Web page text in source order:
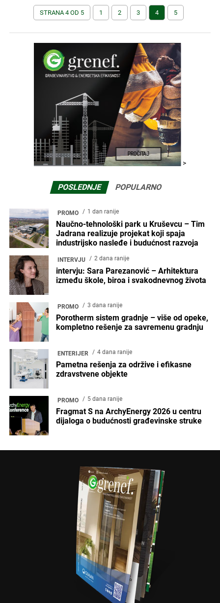
STRANA 4 OD 5 1 2 3 4 5
>
POSLEDNJE POPULARNO
PROMO 1 dan ranije
Naučno-tehnološki park u Kruševcu – Tim
Jadrana realizuje projekat koji spaja
industrijsko nasleđe i budućnost razvoja
INTERVJU 2 dana ranije
intervju: Sara Parezanović – Arhitektura
između škole, biroa i svakodnevnog života
PROMO 3 dana ranije
Porotherm sistem gradnje – više od opeke,
kompletno rešenje za savremenu gradnju
ENTERIJER 4 dana ranije
Pametna rešenja za održive i efikasne
zdravstvene objekte
PROMO 5 dana ranije
Fragmat S na ArchyEnergy 2026 u centru
dijaloga o budućnosti građevinske struke